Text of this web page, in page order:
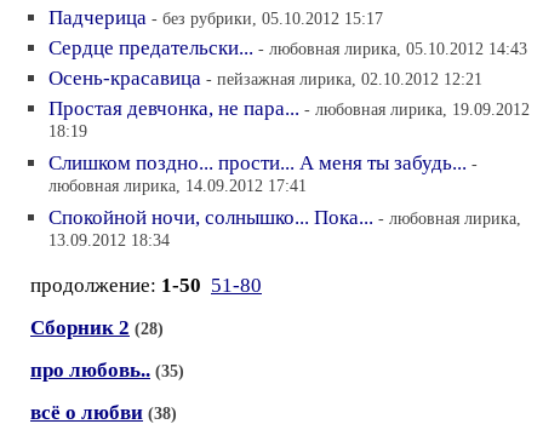
Падчерица - без рубрики, 05.10.2012 15:17
Сердце предательски... - любовная лирика, 05.10.2012 14:43
Осень-красавица - пейзажная лирика, 02.10.2012 12:21
Простая девчонка, не пара... - любовная лирика, 19.09.2012
18:19
Слишком поздно... прости... А меня ты забудь... -
любовная лирика, 14.09.2012 17:41
Спокойной ночи, солнышко... Пока... - любовная лирика,
13.09.2012 18:34
продолжение: 1-50 51-80
Сборник 2 (28)
про любовь.. (35)
всё о любви (38)